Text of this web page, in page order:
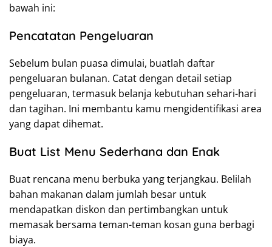
bawah ini:
Pencatatan Pengeluaran
Sebelum bulan puasa dimulai, buatlah daftar
pengeluaran bulanan. Catat dengan detail setiap
pengeluaran, termasuk belanja kebutuhan sehari-hari
dan tagihan. Ini membantu kamu mengidentifikasi area
yang dapat dihemat.
Buat List Menu Sederhana dan Enak
Buat rencana menu berbuka yang terjangkau. Belilah
bahan makanan dalam jumlah besar untuk
mendapatkan diskon dan pertimbangkan untuk
memasak bersama teman-teman kosan guna berbagi
biaya.